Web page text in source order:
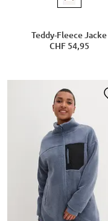
Teddy-Fleece Jacke
CHF 54,95